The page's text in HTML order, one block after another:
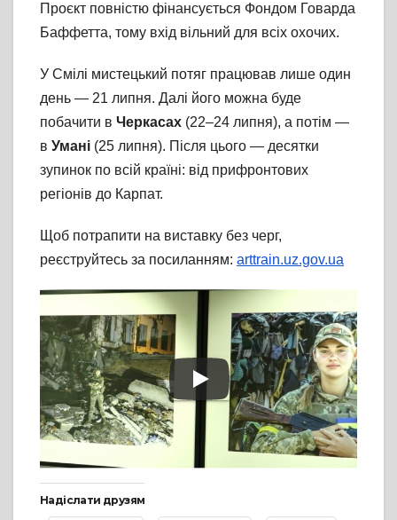
Проєкт повністю фінансується Фондом Говарда
Баффетта, тому вхід вільний для всіх охочих.
У Смілі мистецький потяг працював лише один
день — 21 липня. Далі його можна буде
побачити в Черкасах (22–24 липня), а потім —
в Умані (25 липня). Після цього — десятки
зупинок по всій країні: від прифронтових
регіонів до Карпат.
Щоб потрапити на виставку без черг,
реєструйтесь за посиланням: arttrain.uz.gov.ua
Надіслати друзям